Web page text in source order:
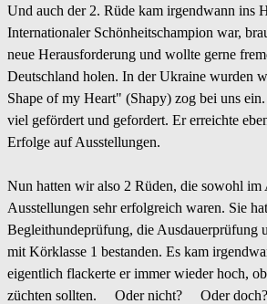
Und auch der 2. Rüde kam irgendwann ins
Internationaler Schönheitschampion war,
neue Herausforderung und wollte gerne
Deutschland holen. In der Ukraine wurden
Shape of my Heart" (Shapy) zog bei uns
viel gefördert und gefordert. Er erreichte
Erfolge auf Ausstellungen.
Nun hatten wir also 2 Rüden, die sowohl
Ausstellungen sehr erfolgreich waren. Sie
Begleithundeprüfung, die Ausdauerprüfung
mit Körklasse 1 bestanden. Es kam
eigentlich flackerte er immer wieder hoch,
züchten sollten. Oder nicht? Oder doch?